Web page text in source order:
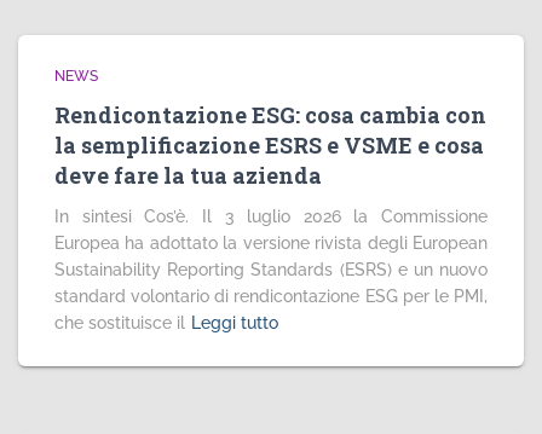
NEWS
Rendicontazione ESG: cosa cambia con
la semplificazione ESRS e VSME e cosa
deve fare la tua azienda
In sintesi Cos’è. Il 3 luglio 2026 la Commissione
Europea ha adottato la versione rivista degli European
Sustainability Reporting Standards (ESRS) e un nuovo
standard volontario di rendicontazione ESG per le PMI,
che sostituisce il
Leggi tutto